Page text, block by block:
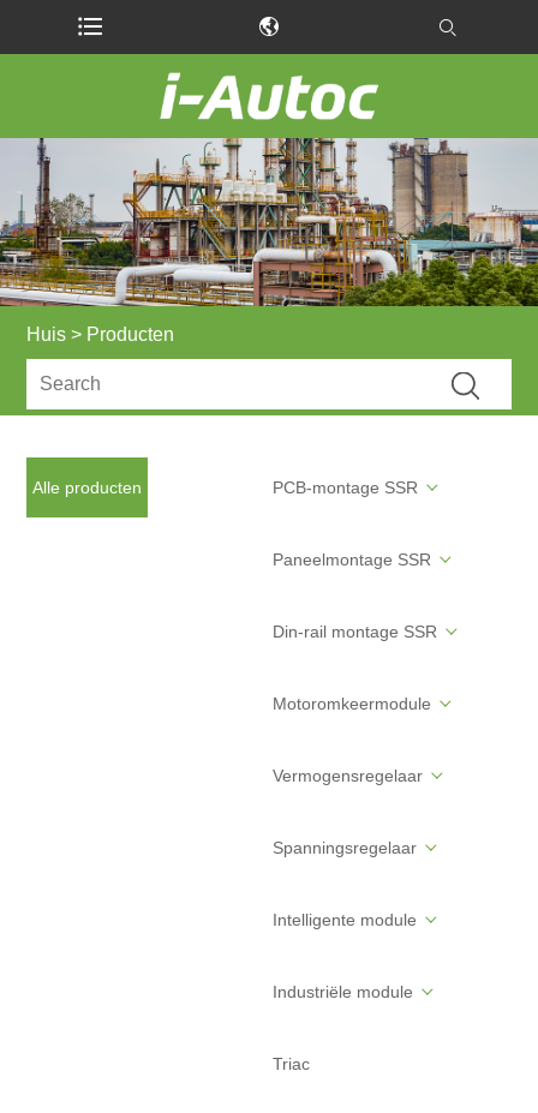
Huis > Producten
Alle producten PCB-montage SSR
Paneelmontage SSR
Din-rail montage SSR
Motoromkeermodule
Vermogensregelaar
Spanningsregelaar
Intelligente module
Industriële module
Triac